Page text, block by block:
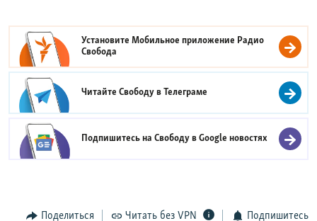
Установите Мобильное приложение Радио
Свобода
Читайте Свободу вТелеграме
Подпишитесь на Свободу вGoogle новостях
Поделиться Читать без VPN Подпишитесь